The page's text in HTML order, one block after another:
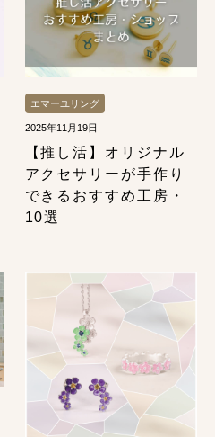
エマーユリング
2025年11月19日
【推し活】オリジナル
アクセサリーが手作り
できるおすすめ工房・
10選